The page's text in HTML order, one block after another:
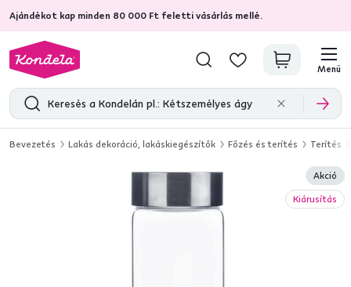
Ajándékot kap minden 80 000 Ft feletti vásárlás mellé.
4,7 31 285 ellenőrzött termékértékelések
Menü
Bevezetés Lakás dekoráció, lakáskiegészítők Főzés és terítés Terítés
Akció
Kiárusítás